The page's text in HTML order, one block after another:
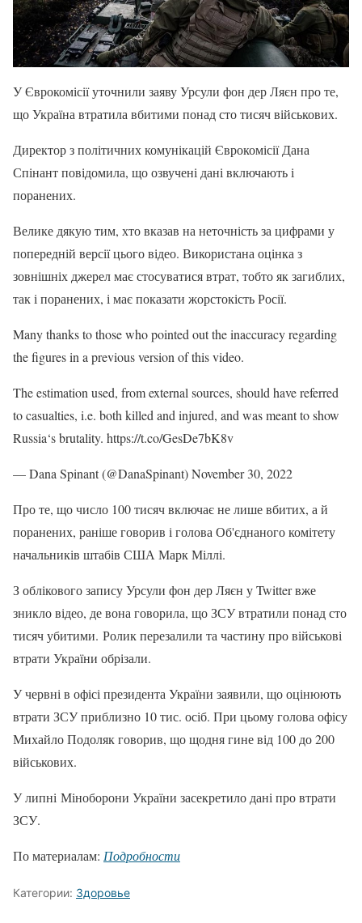
У Єврокомісії уточнили заяву Урсули фон дер Ляєн про те,
що Україна втратила вбитими понад сто тисяч військових.
Директор з політичних комунікацій Єврокомісії Дана
Спінант повідомила, що озвучені дані включають і
поранених.
Велике дякую тим, хто вказав на неточність за цифрами у
попередній версії цього відео. Використана оцінка з
зовнішніх джерел має стосуватися втрат, тобто як загиблих,
так і поранених, і має показати жорстокість Росії.
Many thanks to those who pointed out the inaccuracy regarding
the figures in a previous version of this video.
The estimation used, from external sources, should have referred
to casualties, i.e. both killed and injured, and was meant to show
Russia‘s brutality. https://t.co/GesDe7bK8v
— Dana Spinant (@DanaSpinant) November 30, 2022
Про те, що число 100 тисяч включає не лише вбитих, а й
поранених, раніше говорив і голова Об'єднаного комітету
начальників штабів США Марк Міллі.
З облікового запису Урсули фон дер Ляєн у Twitter вже
зникло відео, де вона говорила, що ЗСУ втратили понад сто
тисяч убитими. Ролик перезалили та частину про військові
втрати України обрізали.
У червні в офісі президента України заявили, що оцінюють
втрати ЗСУ приблизно 10 тис. осіб. При цьому голова офісу
Михайло Подоляк говорив, що щодня гине від 100 до 200
військових.
У липні Міноборони України засекретило дані про втрати
ЗСУ.
По материалам: Подробности
Категории: Здоровье